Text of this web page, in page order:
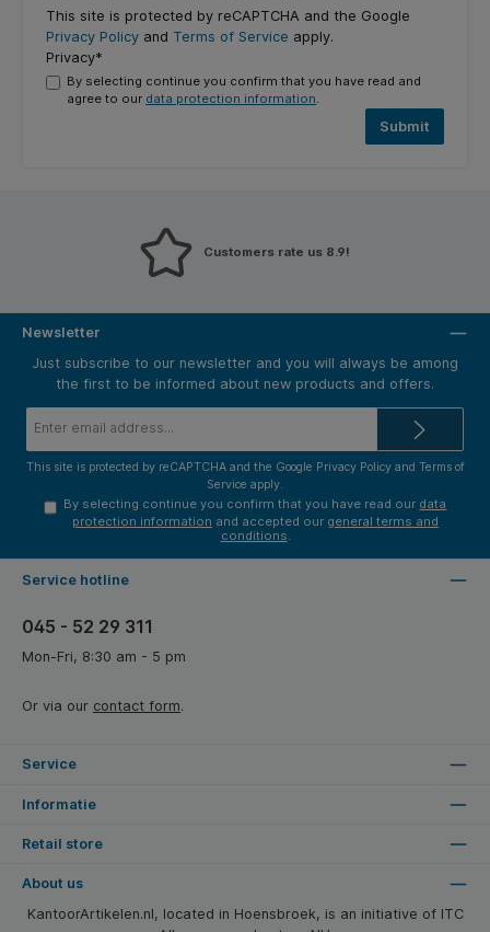
This site is protected by reCAPTCHA and the Google
Privacy Policy and Terms of Service apply.
Privacy*
By selecting continue you confirm that you have read and
agree to our data protection information
Submit
Customers rate us 8.9!
Newsletter
Just subscribe to our newsletter and you will always be among
the first to be informed about new products and offers.
This site is protected by reCAPTCHA and the Google Privacy Policyand Terms of
Service apply.
By selecting continue you confirm that you have read our data
protection information and accepted our general terms and
conditions.
Service hotline
045 - 52 29 311
Mon-Fri, 8:30 am - 5 pm
Or via our contact form.
Service
Informatie
Retail store
About us
KantoorArtikelen.nl, located in Hoensbroek, is an initiative of ITC